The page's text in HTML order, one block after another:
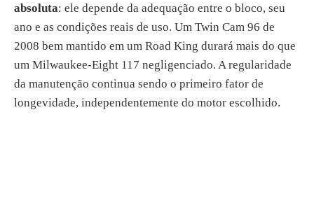
absoluta: ele depende da adequação entre o bloco, seu
ano e as condições reais de uso. Um Twin Cam 96 de
2008 bem mantido em um Road King durará mais do que
um Milwaukee-Eight 117 negligenciado. A regularidade
da manutenção continua sendo o primeiro fator de
longevidade, independentemente do motor escolhido.